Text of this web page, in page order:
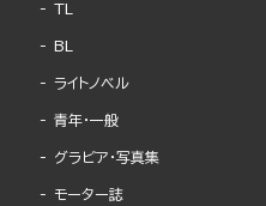
TL
BL
ライトノベル
青年・一般
グラビア・写真集
モーター誌